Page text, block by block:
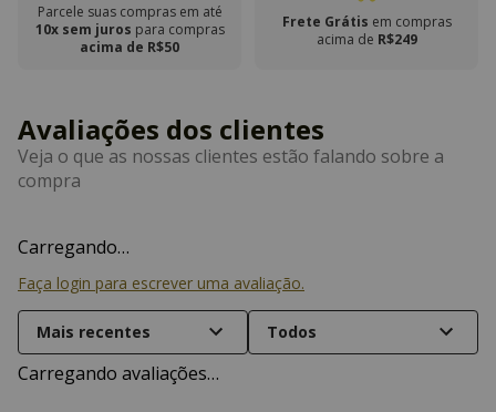
Parcele suas compras em até
10x sem juros para compras
acima de R$50
Frete Grátis em compras
acima de R$249
Carregando…
Faça login para escrever uma avaliação.
Mais recentes Todos
Carregando avaliações…